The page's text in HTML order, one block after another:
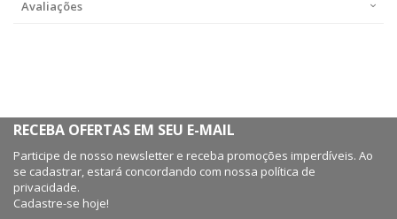
Avaliações
RECEBA OFERTAS EM SEU E-MAIL
Participe de nosso newsletter e receba promoções imperdíveis. Ao
se cadastrar, estará concordando com nossa política de
privacidade.
Cadastre-se hoje!